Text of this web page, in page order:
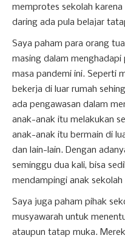
memprotes sekolah
daring ada pula belajar
Saya paham para orang
masing dalam
masa pandemi ini. Seperti
bekerja di luar rumah
ada pengawasan dalam
anak-anak itu melakukan
anak-anak itu bermain di
dan lain-lain. Dengan
seminggu dua kali, bisa
mendampingi anak sekolah
Saya juga paham pihak
musyawarah untuk
ataupun tatap muka.